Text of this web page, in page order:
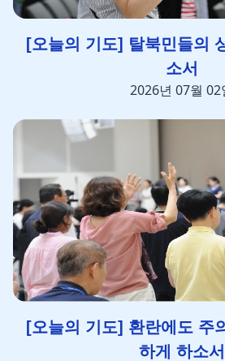
[오늘의 기도] 탈북민들의
소서
2026년 07월 02
[오늘의 기도] 환란에도 주
하게 하소서